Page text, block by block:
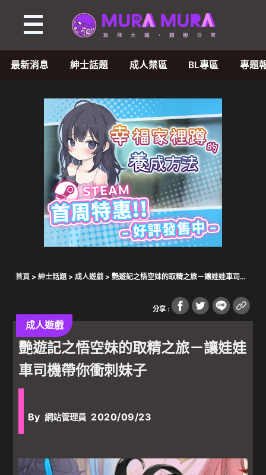
最新消息 紳士話題 成人禁區 BL專區 專題
首頁 > 紳士話題> 成人遊戲> 艷遊記之悟空妹的取精之旅－讓娃娃車司機
分享 :
成人遊戲
艷遊記之悟空妹的取精之旅－讓娃娃
車司機帶你衝刺妹子
By 網站管理員 2020/09/23